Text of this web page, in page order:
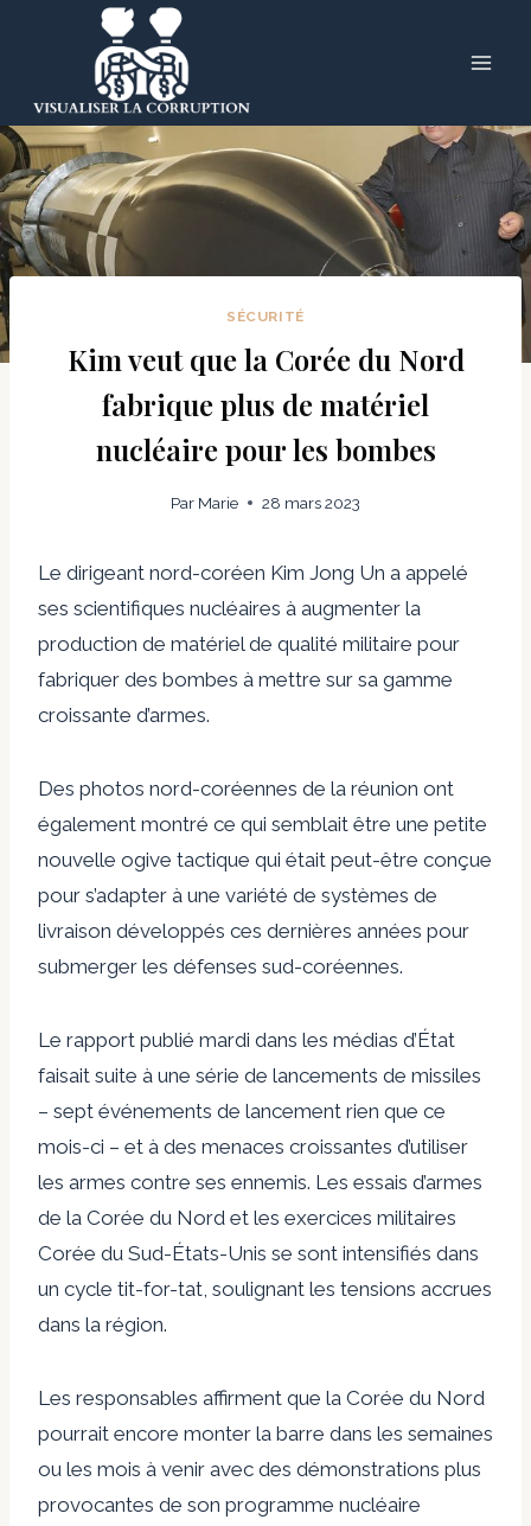
SÉCURITÉ
Kim veut que la Corée du Nord
fabrique plus de matériel
nucléaire pour les bombes
Par Marie 28 mars 2023
Le dirigeant nord-coréen Kim Jong Un a appelé
ses scientifiques nucléaires à augmenter la
production de matériel de qualité militaire pour
fabriquer des bombes à mettre sur sa gamme
croissante d’armes.
Des photos nord-coréennes de la réunion ont
également montré ce qui semblait être une petite
nouvelle ogive tactique qui était peut-être conçue
pour s’adapter à une variété de systèmes de
livraison développés ces dernières années pour
submerger les défenses sud-coréennes.
Le rapport publié mardi dans les médias d’État
faisait suite à une série de lancements de missiles
– sept événements de lancement rien que ce
mois-ci – et à des menaces croissantes d’utiliser
les armes contre ses ennemis. Les essais d’armes
de la Corée du Nord et les exercices militaires
Corée du Sud-États-Unis se sont intensifiés dans
un cycle tit-for-tat, soulignant les tensions accrues
dans la région.
Les responsables affirment que la Corée du Nord
pourrait encore monter la barre dans les semaines
ou les mois à venir avec des démonstrations plus
provocantes de son programme nucléaire